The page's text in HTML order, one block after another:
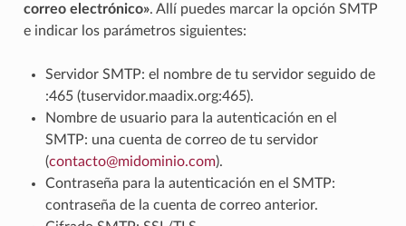
correo electrónico». Allí puedes marcar la opción SMTP
e indicar los parámetros siguientes:
Servidor SMTP: el nombre de tu servidor seguido de
:465 (tuservidor.maadix.org:465).
Nombre de usuario para la autenticación en el
SMTP: una cuenta de correo de tu servidor
(contacto@midominio.com).
Contraseña para la autenticación en el SMTP:
contraseña de la cuenta de correo anterior.